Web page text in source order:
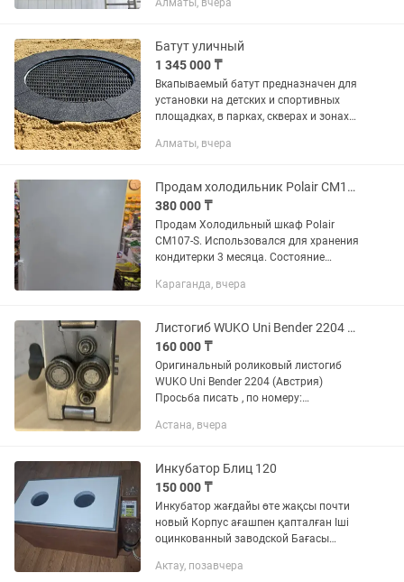
ПРОБЛЕМЫ С ВОЗДУХОМ? • Запахи
дым оседают на...
Алматы, вчера
Батут уличный
1 345 000 ₸
Вкапываемый батут предназначен для
установки на детских и спортивных
площадках, в парках, скверах и зонах
конструкции и высококачественным
Алматы, вчера
Продам холодильник Polair CM107-S
380 000 ₸
Продам Холодильный шкаф Polair
CM107-S. Использовался для хранения
кондитерки 3 месяца. Состояние
Торг. Размеры 697х925х1960
Караганда, вчера
Листогиб WUKO Uni Bender 2204 торг уместен
160 000 ₸
Оригинальный роликовый листогиб
WUKO Uni Bender 2204 (Австрия)
Просьба писать , по номеру:
рабочем состоянии. Все ролики
Астана, вчера
Инкубатор Блиц 120
150 000 ₸
Инкубатор жағдайы өте жақсы почти
новый Корпус ағашпен қапталған Іші
оцинкованный заводской Бағасы
номерге хабарласамыз
Актау, позавчера